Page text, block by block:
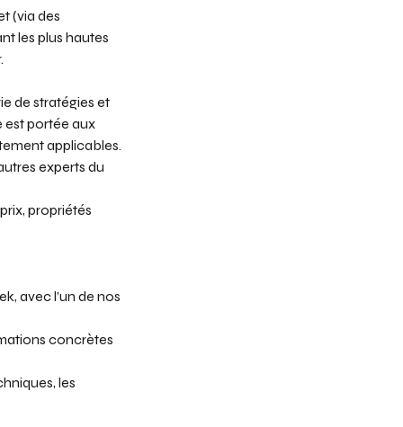
(via des
les plus hautes
de stratégies et
est portée aux
applicables.
experts du
propriétés
avec l’un de nos
concrètes
les